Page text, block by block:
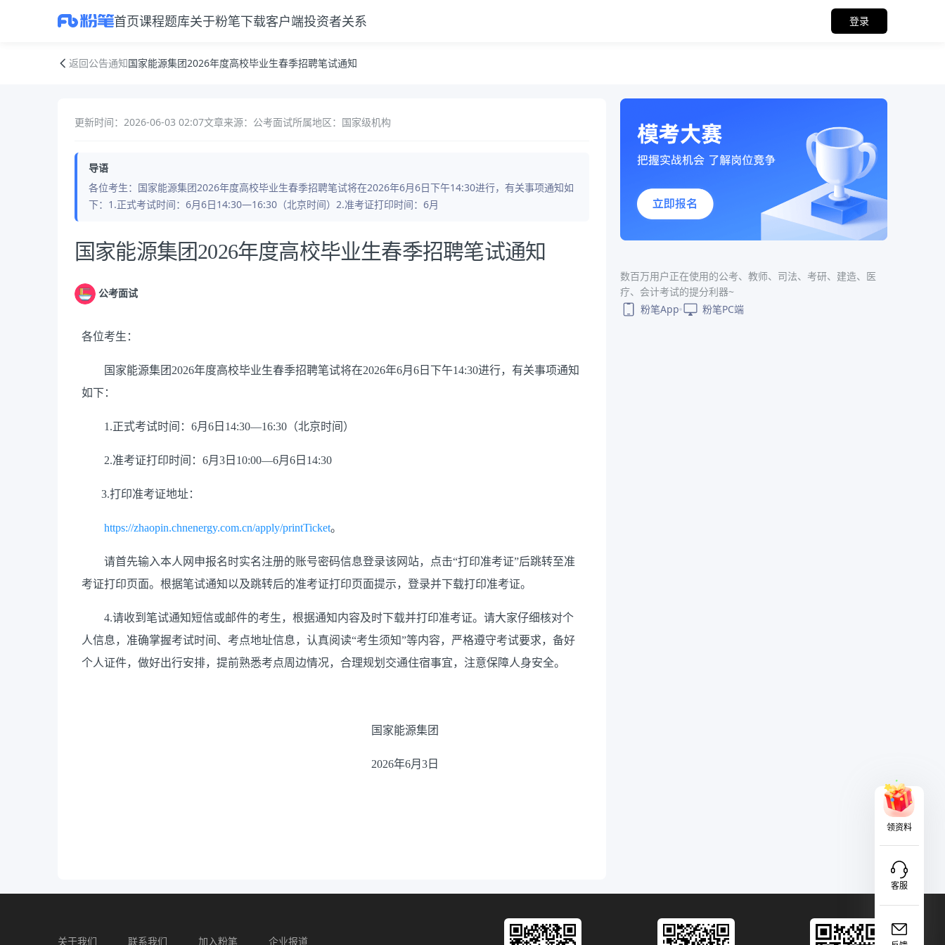
首页课程题库关于粉笔下载客户端投资者关系 登录
返回公告通知国家能源集团2026年度高校毕业生春季招聘笔试通知
更新时间：2026-06-03 02:07文章来源：公考面试所属地区：国家级机构
导语
各位考生：国家能源集团2026年度高校毕业生春季招聘笔试将在2026年6月6日下午14:30进行，有关事项通知如
下：1.正式考试时间：6月6日14:30—16:30（北京时间）2.准考证打印时间：6月
公告正文
国家能源集团2026年度高校毕业生春季招聘笔试通知
公考面试
各位考生：
国家能源集团2026年度高校毕业生春季招聘笔试将在2026年6月6日下午14:30进行，有关事项通知
如下：
1.正式考试时间：6月6日14:30—16:30（北京时间）
2.准考证打印时间：6月3日10:00—6月6日14:30
3.打印准考证地址：
https://zhaopin.chnenergy.com.cn/apply/printTicket。
请首先输入本人网申报名时实名注册的账号密码信息登录该网站，点击“打印准考证”后跳转至准
考证打印页面。根据笔试通知以及跳转后的准考证打印页面提示，登录并下载打印准考证。
4.请收到笔试通知短信或邮件的考生，根据通知内容及时下载并打印准考证。请大家仔细核对个
人信息，准确掌握考试时间、考点地址信息，认真阅读“考生须知”等内容，严格遵守考试要求，备好
个人证件，做好出行安排，提前熟悉考点周边情况，合理规划交通住宿事宜，注意保障人身安全。
国家能源集团
2026年6月3日
数百万用户正在使用的公考、教师、司法、考研、建造、医
疗、会计考试的提分利器~
粉笔App
粉笔PC端
领资料
客服
关于我们 联系我们 加入粉笔 企业报道